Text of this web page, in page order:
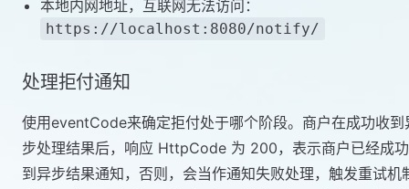
本地内网地址，互联网无法访问：
https://localhost:8080/notify/
处理拒付通知
使用eventCode来确定拒付处于哪个阶段。商户在成功收到
步处理结果后，响应 HttpCode 为 200，表示商户已经成
到异步结果通知，否则，会当作通知失败处理，触发重试机